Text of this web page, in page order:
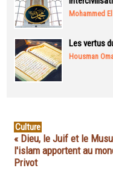
Mohammed
Les vertus
Housman
Culture
« Dieu, le Juif et le
l'islam apportent au
Privot